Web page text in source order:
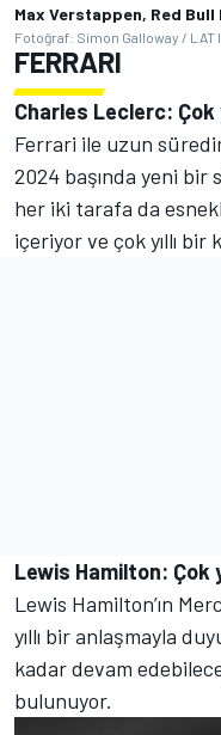
Max Verstappen, Red Bull
Fotoğraf: Simon Galloway / LAT
FERRARI
Charles Leclerc: Çok
Ferrari ile uzun
2024 başında yeni bir
her iki tarafa da
içeriyor ve çok yıllı bir
Lewis Hamilton: Çok
Lewis Hamilton’ın
yıllı bir anlaşmayla
kadar devam
bulunuyor.